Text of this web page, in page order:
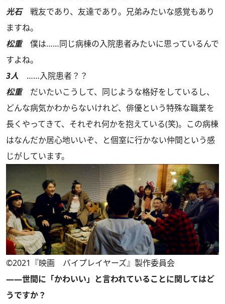
光石戦友であり、友達であり。兄弟みたいな感覚もあり
ますね。
松重僕は……同じ病棟の入院患者みたいに思っているんで
すよね。
3人 ……入院患者？？
松重だいたいこうして、同じような格好をしているし、
どんな病気かわからないけれど、俳優という特殊な職業を
長くやってきて、それぞれ何かを抱えている(笑)。この病棟
はなんだか居心地いいぞ、と個室に行かない仲間という感
じがしています。
©2021『映画 バイプレイヤーズ』製作委員会
――世間に「かわいい」と言われていることに関してはど
うですか？